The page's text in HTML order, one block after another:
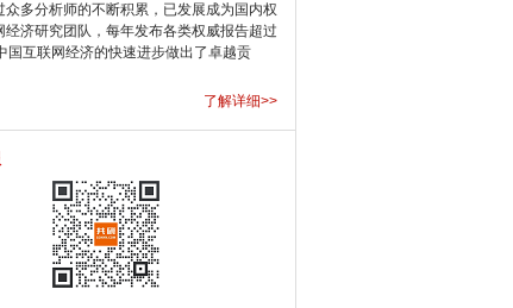
众多分析师的不断积累，已发展成为国内权
经济研究团队，每年发布各类权威报告超过
国互联网经济的快速进步做出了卓越贡
了解详细>>